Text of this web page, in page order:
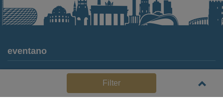
Filter
eventano